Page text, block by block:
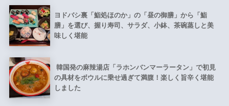
ヨドバシ裏「鮨処ほのか」の「昼の御膳」から「鮨
膳」を選び、握り寿司、サラダ、小鉢、茶碗蒸しと美
味しく堪能
韓国発の麻辣湯店「ラホンバンマーラータン」で初見
の具材をボウルに乗せ過ぎて満腹！楽しく旨辛く堪能
しました